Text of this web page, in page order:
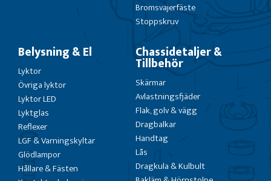
Bromsvajerfäste
Stoppskruv
Belysning & El
Lyktor
Övriga lyktor
Lyktor LED
Lyktglas
Reflexer
LGF & Varningskyltar
Glödlampor
Hållare & Fästen
Chassidetaljer &
Tillbehör
Skärmar
Avlastningsfjäder
Flak, golv & vägg
Dragbalkar
Handtag
Lås
Dragkula & Kulbult